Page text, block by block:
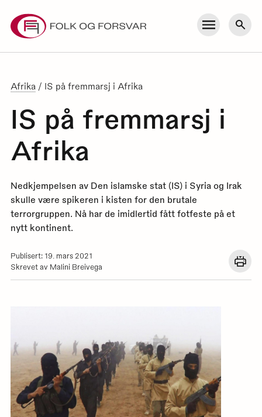
content
Meny Søk
Afrika / IS på fremmarsj i Afrika
IS på fremmarsj i
Afrika
Nedkjempelsen av Den islamske stat (IS) i Syria og Irak
skulle være spikeren i kisten for den brutale
terrorgruppen. Nå har de imidlertid fått fotfeste på et
nytt kontinent.
Publisert: 19. mars 2021
Skrevet av Malini Breivega
Åpne
en